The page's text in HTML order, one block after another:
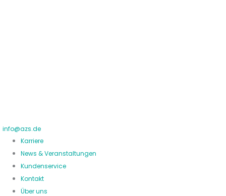
info@azs.de
Karriere
News & Veranstaltungen
Kundenservice
Kontakt
Über uns